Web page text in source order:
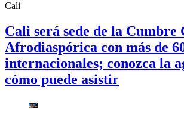
Cali
Cali será sede de la Cumbre
Afrodiaspórica con más de
internacionales; conozca la
cómo puede asistir